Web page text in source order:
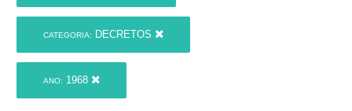
CATEGORIA: DECRETOS
ANO: 1968